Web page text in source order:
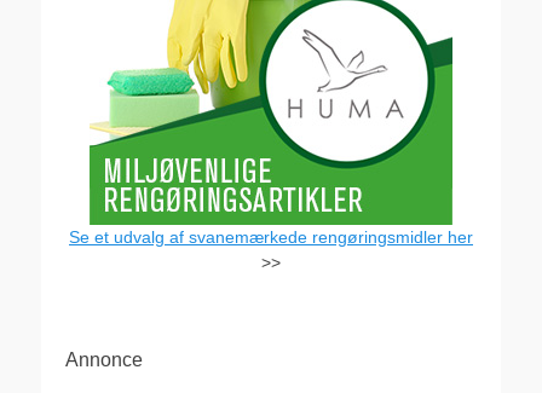
Se et udvalg af svanemærkede rengøringsmidler her
>>
Annonce